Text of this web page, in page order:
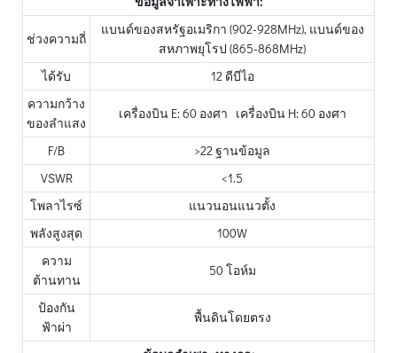
ช่วงความถี่
แบนด์ของสหรัฐอเมริกา (902-928MHz), แบนด์ของ
สหภาพยุโรป (865-868MHz)
ได้รับ
12 ดีบีไอ
ความกว้าง
ของลำแสง
เครื่องบิน E: 60 องศา เครื่องบิน H: 60 องศา
F/B
>22 ฐานข้อมูล
VSWR
<1.5
โพลาไรซ์
แนวนอนแนวตั้ง
พลังสูงสุด
100W
ความ
ต้านทาน
50 โอห์ม
ป้องกัน
ฟ้าผ่า
พื้นดินโดยตรง